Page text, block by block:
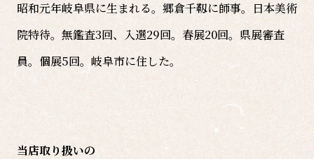
昭和元年岐阜県に生まれる。郷倉千靱に師事。日本美術
院特待。無鑑査3回、入選29回。春展20回。県展審査
員。個展5回。岐阜市に住した。
当店取り扱いの